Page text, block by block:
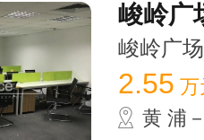
峻岭
峻岭广
2.55 万
黄 浦